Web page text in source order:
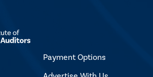
Payment Options